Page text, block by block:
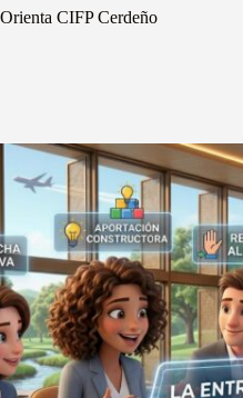
Saltar
al
Orienta CIFP Cerdeño